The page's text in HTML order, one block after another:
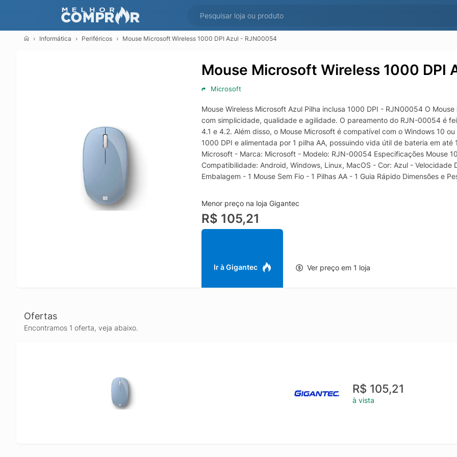
Informática Periféricos Mouse Microsoft Wireless 1000 DPI Azul - RJN00054
Mouse Microsoft Wireless 1000 DPI
Microsoft
Mouse Wireless Microsoft Azul Pilha inclusa 1000 DPI - RJN00054 O
com simplicidade, qualidade e agilidade. O pareamento do RJN-00054 é
4.1 e 4.2. Além disso, o Mouse Microsoft é compatível com o Windows 10
1000 DPI e alimentada por 1 pilha AA, possuindo vida útil de bateria em
Microsoft - Marca: Microsoft - Modelo: RJN-00054 Especificações Mouse
Compatibilidade: Android, Windows, Linux, MacOS - Cor: Azul -
Embalagem - 1 Mouse Sem Fio - 1 Pilhas AA - 1 Guia Rápido Dimensões e
Menor preço na loja Gigantec
R$ 105,21
Ir à Gigantec Ver preço em 1 loja
Ofertas
Encontramos 1 oferta, veja abaixo.
R$ 105,21
à vista